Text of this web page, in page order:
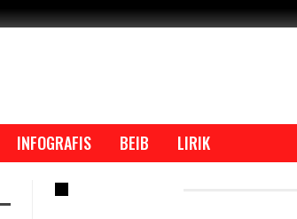
INFOGRAFIS BEIB LIRIK